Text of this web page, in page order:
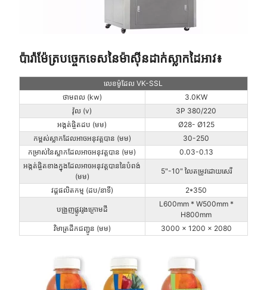
ប៉ារ៉ាម៉ែត្របច្ចេកទេសនៃម៉ាស៊ីនដាក់ស្លាកដៃអាវ៖
លេខ​ម៉ូដែល VK-SSL
ថាមពល (kw)
3.0KW
វ៉ុល (v)
3P 380/220
អង្កត់ផ្ចិតដប (មម)
Ø28- Ø125
កម្ពស់ស្លាកដែលអាចអនុវត្តបាន (មម)
30-250
កម្រាស់នៃស្លាកដែលអាចអនុវត្តបាន (មម)
0.03-0.13
អង្កត់ផ្ចិតខាងក្នុងដែលអាចអនុវត្តបាននៃបំពង់
(មម)
5"-10" លៃតម្រូវដោយសេរី
វដ្តផលិតកម្ម (ដប/នាទី) 2*350
បង្រួញផ្លូវរូងក្រោមដី
L600mm * W500mm *
H800mm
វិមាត្រដឹកជញ្ជូន (មម)
3000 x 1200 x 2080